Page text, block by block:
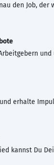
den Job, der
und
erhalte
kannst Du